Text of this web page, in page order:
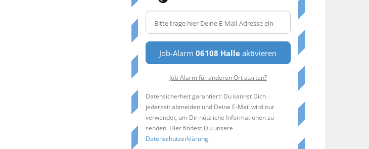
Job-Alarm06108 Halle aktivieren
Job-Alarm für anderen Ort starten?
Datensicherheit garantiert! Du kannst Dich
jederzeit abmelden und Deine E-Mail wird nur
verwendet, um Dir nützliche Informationen zu
senden. Hier findest Du unsere
Datenschutzerklärung.